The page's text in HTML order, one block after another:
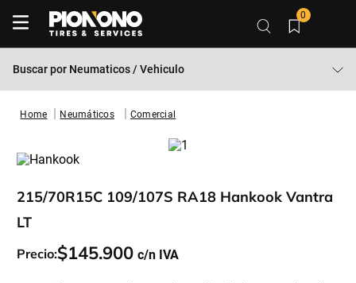
0
Buscar por Neumaticos / Vehiculo
Neumáticos Comercial
215/70R15C 109/107S RA18 Hankook Vantra
LT
Precio:$145.900